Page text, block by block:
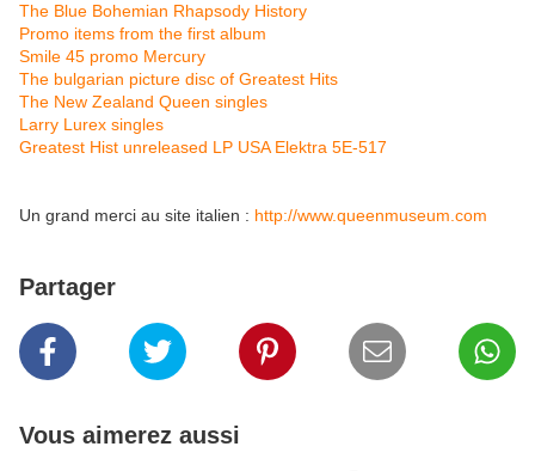
The Blue Bohemian Rhapsody History
Promo items from the first album
Smile 45 promo Mercury
The bulgarian picture disc of Greatest Hits
The New Zealand Queen singles
Larry Lurex singles
Greatest Hist unreleased LP USA Elektra 5E-517
Un grand merci au site italien : http://www.queenmuseum.com
Partager
Vous aimerez aussi